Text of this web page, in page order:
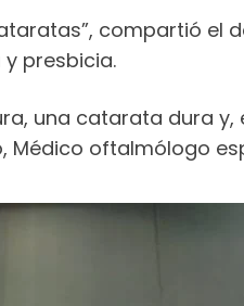
compartió el
presbicia.
una catarata dura
oftalmólogo